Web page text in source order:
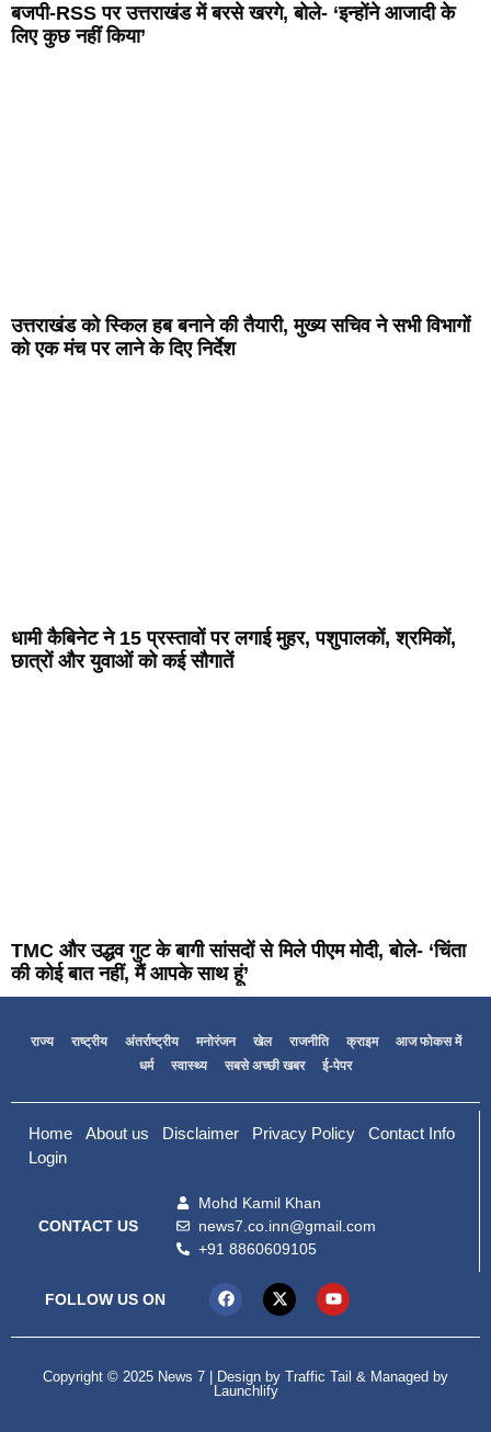
बजपी-RSS पर उत्तराखंड में बरसे खरगे, बोले- ‘इन्होंने आजादी के
लिए कुछ नहीं किया’
उत्तराखंड को स्किल हब बनाने की तैयारी, मुख्य सचिव ने सभी विभागों
को एक मंच पर लाने के दिए निर्देश
धामी कैबिनेट ने 15 प्रस्तावों पर लगाई मुहर, पशुपालकों, श्रमिकों,
छात्रों और युवाओं को कई सौगातें
TMC और उद्धव गुट के बागी सांसदों से मिले पीएम मोदी, बोले- ‘चिंता
की कोई बात नहीं, मैं आपके साथ हूं’
राज्य राष्ट्रीय अंतर्राष्ट्रीय मनोरंजन खेल राजनीति क्राइम
आज फोकस में
धर्म
स्वास्थ्य सबसे अच्छी खबर ई-पेपर
Home About us Disclaimer Privacy Policy
Contact Info
Login
CONTACT US
Mohd Kamil Khan
news7.co.inn@gmail.com
+91 8860609105
FOLLOW US ON
Copyright © 2025 News 7 | Design by Traffic Tail & Managed by
Launchlify